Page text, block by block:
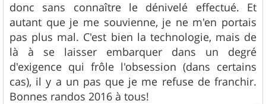
donc sans connaître le dénivelé effectué. Et
autant que je me souvienne, je ne m'en portais
pas plus mal. C'est bien la technologie, mais de
là à se laisser embarquer dans un degré
d'exigence qui frôle l'obsession (dans certains
cas), il y a un pas que je me refuse de franchir.
Bonnes randos 2016 à tous!